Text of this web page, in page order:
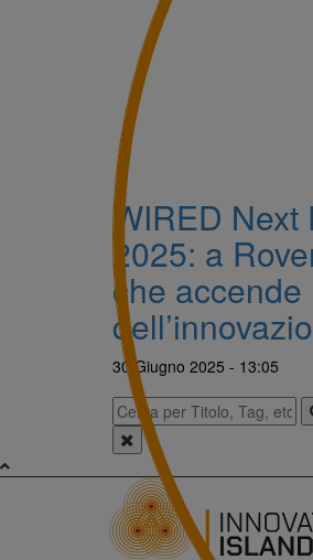
WIRED Next
2025: a
che accende
30 Giugno 2025 - 13:05